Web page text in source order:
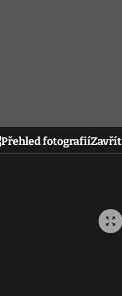
Přehled fotografiíZavřít